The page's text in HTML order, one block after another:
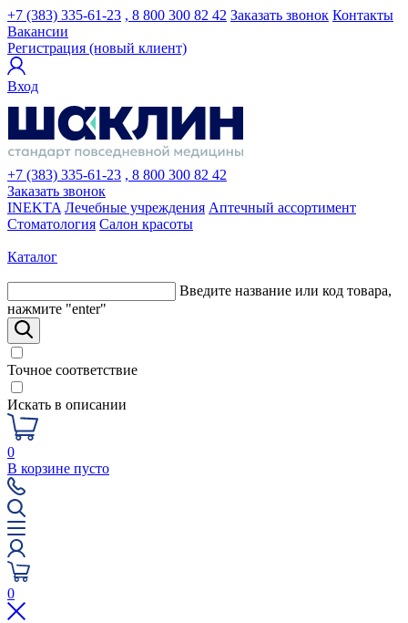
+7 (383) 335-61-23 , 8 800 300 82 42 Заказать звонок Контакты
Вакансии
Регистрация (новый клиент)
Вход
+7 (383) 335-61-23 , 8 800 300 82 42
Заказать звонок
INEKTA Лечебные учреждения Аптечный ассортимент
Стоматология Салон красоты
Каталог
Введите название или код товара,
нажмите "enter"
Точное соответствие
Искать в описании
0
В корзине пусто
0